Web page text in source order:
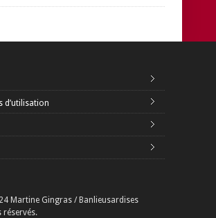
d’utilisation
Martine Gingras / Banlieusardises
réservés.